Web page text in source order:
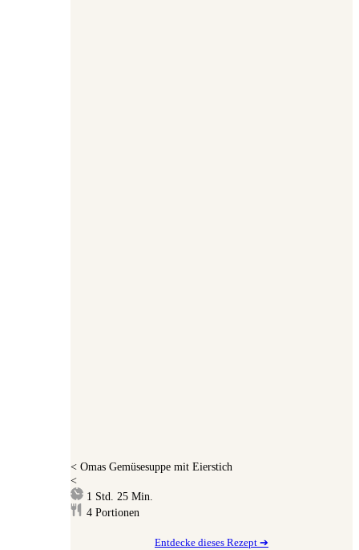
< Omas Gemüsesuppe mit Eierstich
<
1 Stunde
Std. 25 Minuten
Min.
4 Portionen
Entdecke dieses Rezept ➔